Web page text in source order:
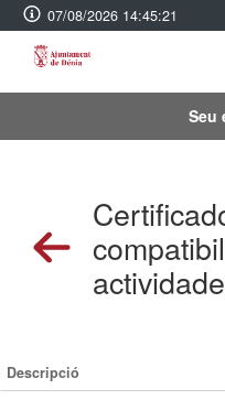
07/08/2026 14:45:21
Seu
Descripció